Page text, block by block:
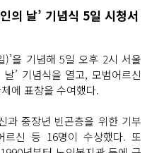
의 날’ 기념식 5일 시청서
)’을 기념해 5일 오후 2시 서울
’ 기념식을 열고, 모범어르신
에 표창을 수여했다.
과 중장년 빈곤층을 위한 기부
르신 등 16명이 수상했다. 또